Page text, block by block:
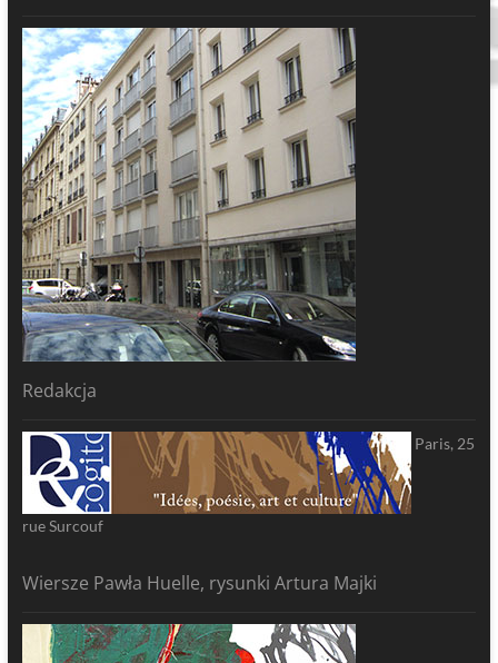
Redakcja
Paris, 25
rue Surcouf
Wiersze Pawła Huelle, rysunki Artura Majki